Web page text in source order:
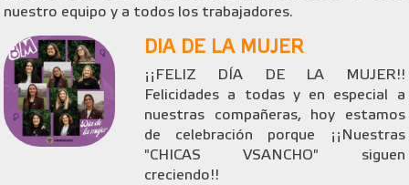
nuestro equipo y a todos los trabajadores.
DIA DE LA MUJER
¡¡FELIZ DÍA DE LA MUJER!!
Felicidades a todas y en especial a
nuestras compañeras, hoy estamos
de celebración porque ¡¡Nuestras
"CHICAS VSANCHO" siguen
creciendo!!